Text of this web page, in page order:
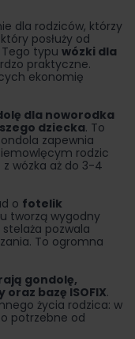
dla rodziców, którzy
posłuży od
typu wózki dla
praktyczne.
ekonomię
dla noworodka
dziecka. To
zapewnia
rodzic
wózka aż do 3-4
o fotelik
tworzą wygodny
pozwala
To ogromna
gondolę,
oraz bazę ISOFIX.
życia rodzica: w
potrzebne od